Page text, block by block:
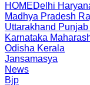
HOMEDelhi
Madhya Pradesh
Uttarakhand Punjab
Karnataka
Odisha Kerala
Jansamasya
News
Bjp